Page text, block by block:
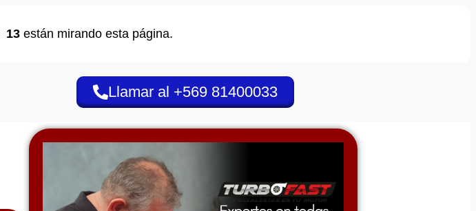
13están mirando esta página.
Llamar al +569 81400033